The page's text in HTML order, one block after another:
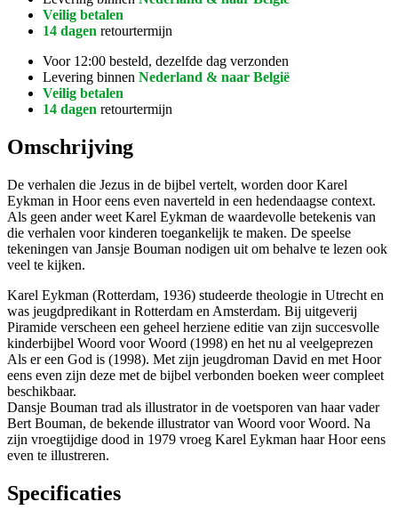
Veilig betalen
14 dagen retourtermijn
Voor 12:00 besteld, dezelfde dag verzonden
Levering binnen Nederland & naar België
Veilig betalen
14 dagen retourtermijn
Omschrijving
De verhalen die Jezus in de bijbel vertelt, worden door Karel
Eykman in Hoor eens even naverteld in een hedendaagse context.
Als geen ander weet Karel Eykman de waardevolle betekenis van
die verhalen voor kinderen toegankelijk te maken. De speelse
tekeningen van Jansje Bouman nodigen uit om behalve te lezen ook
veel te kijken.
Karel Eykman (Rotterdam, 1936) studeerde theologie in Utrecht en
was jeugdpredikant in Rotterdam en Amsterdam. Bij uitgeverij
Piramide verscheen een geheel herziene editie van zijn succesvolle
kinderbijbel Woord voor Woord (1998) en het nu al veelgeprezen
Als er een God is (1998). Met zijn jeugdroman David en met Hoor
eens even zijn deze met de bijbel verbonden boeken weer compleet
beschikbaar.
Dansje Bouman trad als illustrator in de voetsporen van haar vader
Bert Bouman, de bekende illustrator van Woord voor Woord. Na
zijn vroegtijdige dood in 1979 vroeg Karel Eykman haar Hoor eens
even te illustreren.
Specificaties